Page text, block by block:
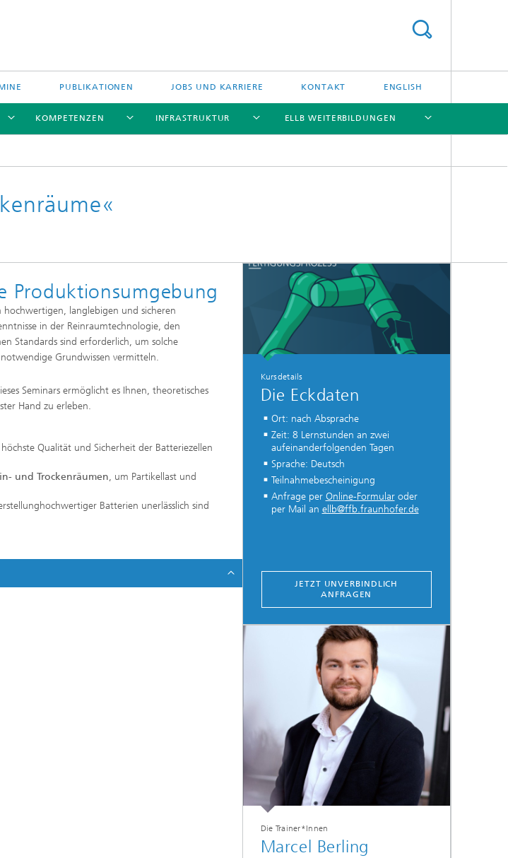
PUBLIKATIONEN JOBS UND KARRIERE KONTAKT ENGLISH
KOMPETENZEN INFRASTRUKTUR ELLB WEITERBILDUNGEN
Produktionsumgebung
hochwertigen, langlebigen und sicheren
in der Reinraumtechnologie, den
Standards sind erforderlich, um solche
Grundwissen vermitteln.
Seminars ermöglicht es Ihnen, theoretisches
Hand zu erleben.
Qualität und Sicherheit der Batteriezellen
und Trockenräumen, um Partikellast und
Batterien unerlässlich sind
Kursdetails
Die Eckdaten
Ort: nach Absprache
Zeit: 8 Lernstunden an zwei
aufeinanderfolgenden Tagen
Sprache: Deutsch
Teilnahmebescheinigung
Anfrage per Online-Formularoder
per Mail an ellb@ffb.fraunhofer.de
JETZT UNVERBINDLICH
ANFRAGEN
Die Trainer*Innen
Marcel Berling